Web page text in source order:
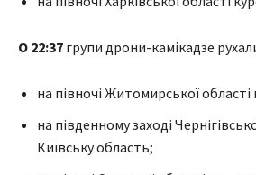
О 22:37 групи дрони-камікадзе
на півночі Житомирської
на південному заході
Київську область;